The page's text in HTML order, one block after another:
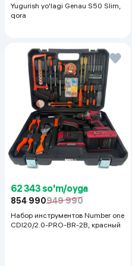
Yugurish yo'lagi Genau S50 Slim,
qora
62 343 so'm/oyga
854 990949 990
Набор инструментов Number one
CDI20/2.0-PRO-BR-2B, красный